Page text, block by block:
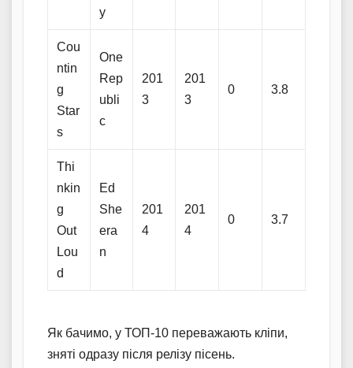
y
Cou
ntin
g
Star
s
One
Rep
ubli
c
201
3
201
3
0 3.8
Thi
nkin
g
Out
Lou
d
Ed
She
era
n
201
4
201
4
0 3.7
Як бачимо, у ТОП-10 переважають кліпи,
зняті одразу після релізу пісень.